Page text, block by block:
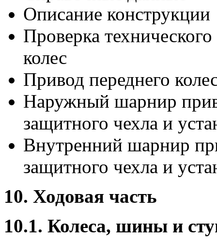
Описание конструкции
Проверка
колес
Привод переднего
Наружный шарнир
защитного чехла и
Внутренний шарнир
защитного чехла и
10. Ходовая часть
10.1. Колеса, шины и